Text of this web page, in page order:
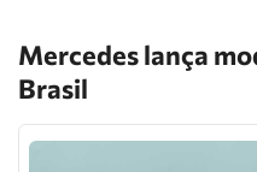
Mercedes lança
Brasil